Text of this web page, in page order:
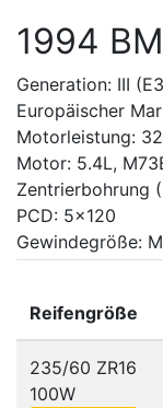
1994
Generation: III
Europäischer
Motorleistung:
Motor: 5.4L,
Zentrierbohrung
PCD: 5x120
Gewindegröße:
Reifengröße
235/60 ZR16
100W